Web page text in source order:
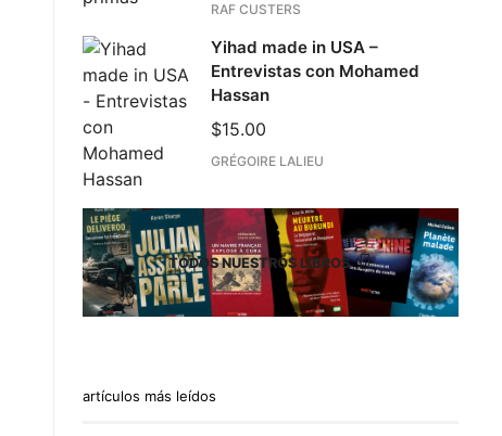
RAF CUSTERS
Yihad made in USA –
Entrevistas con Mohamed
Hassan
$15.00
GRÉGOIRE LALIEU
TODOS NUESTROS LIBROS
artículos más leídos